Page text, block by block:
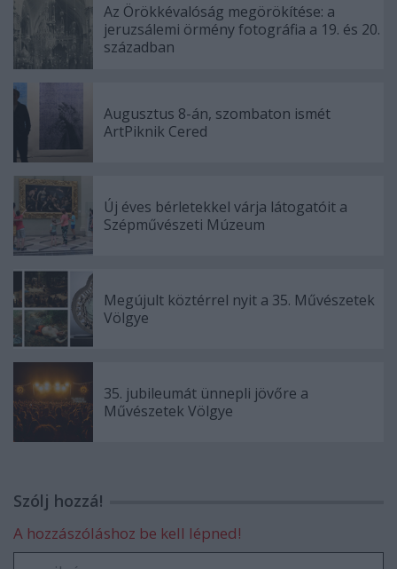
Az Örökkévalóság megörökítése: a
jeruzsálemi örmény fotográfia a 19. és 20.
században
Augusztus 8-án, szombaton ismét
ArtPiknik Cered
Új éves bérletekkel várja látogatóit a
Szépművészeti Múzeum
Megújult köztérrel nyit a 35. Művészetek
Völgye
35. jubileumát ünnepli jövőre a
Művészetek Völgye
Szólj hozzá!
A hozzászóláshoz be kell lépned!